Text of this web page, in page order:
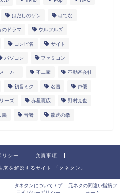
はだしのゲン はてな
のドラマ ウルフルズ
コンピ名 サイト
パソコン ファミコン
メーカー 不二家 不動産会社
初音ミク 名言 声優
ーズ 赤星憲広 野村克也
義 音響 龍虎の拳
リシー 免責事項
を解説するサイト 「タネタン」
タネタンについて / プ
元ネタの間違い指摘フ